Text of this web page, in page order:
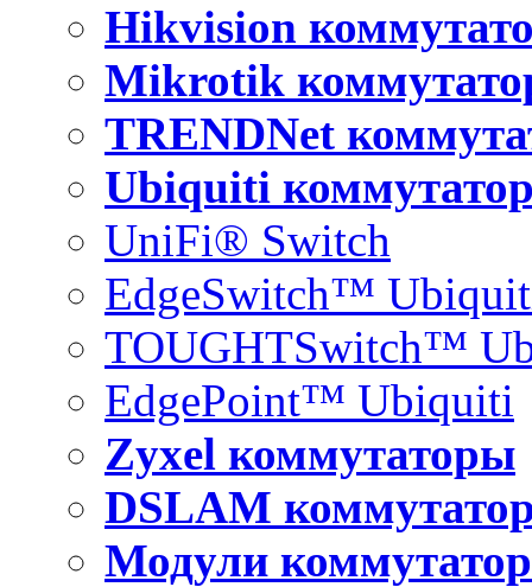
Hikvision
Mikrotik
TRENDNet
Ubiquiti
UniFi® Switch
EdgeSwitch™
TOUGHTSwitch™
EdgePoint™ Ubiquiti
Zyxel коммутаторы
DSLAM
Модули